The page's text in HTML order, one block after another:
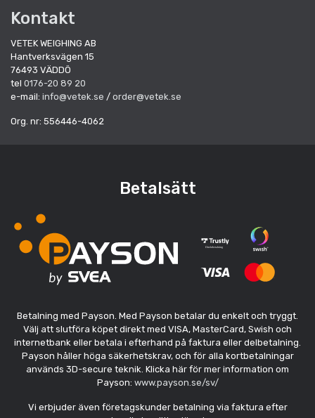
Kontakt
VETEK WEIGHING AB
Hantverksvägen 15
76493 VÄDDÖ
tel 0176-20 89 20
e-mail: info@vetek.se / order@vetek.se
Org. nr: 556446-4062
Betalsätt
Betalning med Payson. Med Payson betalar du enkelt och tryggt.
Välj att slutföra köpet direkt med VISA, MasterCard, Swish och
internetbank eller betala i efterhand på faktura eller delbetalning.
Payson håller höga säkerhetskrav, och för alla kortbetalningar
används 3D-secure teknik. Klicka här för mer information om
Payson: www.payson.se/sv/
Vi erbjuder även företagskunder betalning via faktura efter